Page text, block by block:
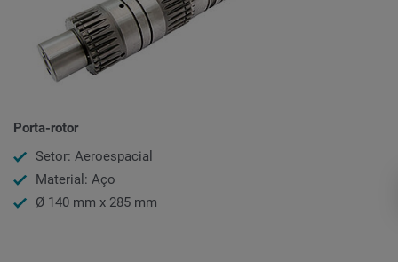
Porta-rotor
Setor: Aeroespacial
Material: Aço
Ø 140 mm x 285 mm